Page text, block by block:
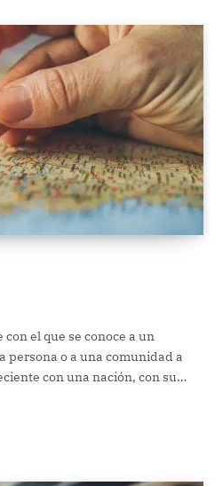
el que se conoce a un
persona o a una comunidad a
con una nación, con su…